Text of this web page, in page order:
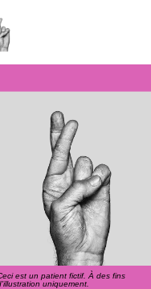
Chronique des Mains
Chronique des Mains
et les bons outils
est un patient fictif. À des fins
uniquement.